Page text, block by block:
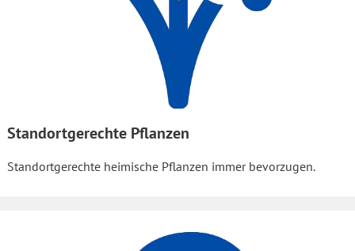
Standortgerechte Pflanzen
Standortgerechte heimische Pflanzen immer bevorzugen.